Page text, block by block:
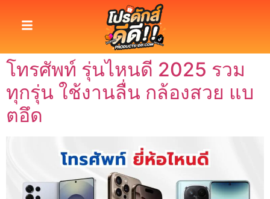
โทรศัพท์ รุ่นไหนดี 2025 รวม
ทุกรุ่น ใช้งานลื่น กล้องสวย แบ
ตอึด